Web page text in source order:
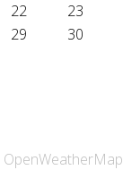
22
23
29
30
OpenWeatherMap